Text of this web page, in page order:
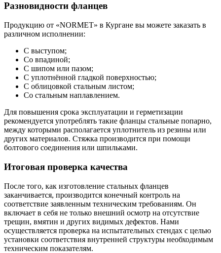
Разновидности фланцев
Продукцию от «NORMET» в Кургане вы можете заказать в
различном исполнении:
С выступом;
Со впадиной;
С шипом или пазом;
С уплотнённой гладкой поверхностью;
С облицовкой стальным листом;
Со стальным наплавлением.
Для повышения срока эксплуатации и герметизации
рекомендуется употреблять такие фланцы стальные попарно,
между которыми располагается уплотнитель из резины или
других материалов. Стяжка производится при помощи
болтового соединения или шпильками.
Итоговая проверка качества
После того, как изготовление стальных фланцев
заканчивается, производится конечный контроль на
соответствие заявленным техническим требованиям. Он
включает в себя не только внешний осмотр на отсутствие
трещин, вмятин и других видимых дефектов. Нами
осуществляется проверка на испытательных стендах с целью
установки соответствия внутренней структуры необходимым
техническим показателям.